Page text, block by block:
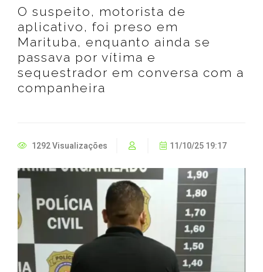
O suspeito, motorista de
aplicativo, foi preso em
Marituba, enquanto ainda se
passava por vítima e
sequestrador em conversa com a
companheira
1292 Visualizações 11/10/25 19:17